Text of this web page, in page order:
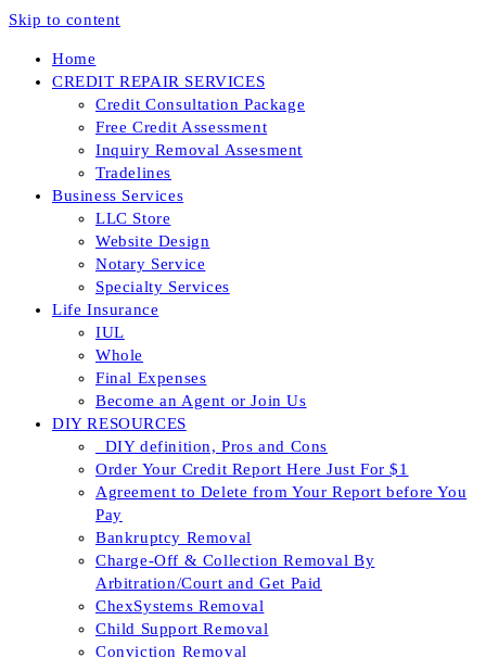
Skip to content
Home
CREDIT REPAIR SERVICES
Credit Consultation Package
Free Credit Assessment
Inquiry Removal Assesment
Tradelines
Business Services
LLC Store
Website Design
Notary Service
Specialty Services
Life Insurance
IUL
Whole
Final Expenses
Become an Agent or Join Us
DIY RESOURCES
_DIY definition, Pros and Cons
Order Your Credit Report Here Just For $1
Agreement to Delete from Your Report before You
Pay
Bankruptcy Removal
Charge-Off & Collection Removal By
Arbitration/Court and Get Paid
ChexSystems Removal
Child Support Removal
Conviction Removal